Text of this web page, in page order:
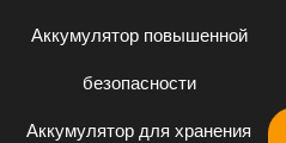
Аккумулятор повышенной
безопасности
Аккумулятор для хранения